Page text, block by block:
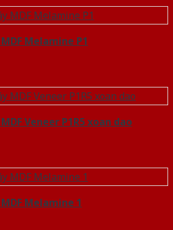
Melamine P1
Veneer P1R5 xoan dao
Melamine 1